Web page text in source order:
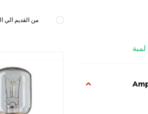
لمبة
من القديم الي